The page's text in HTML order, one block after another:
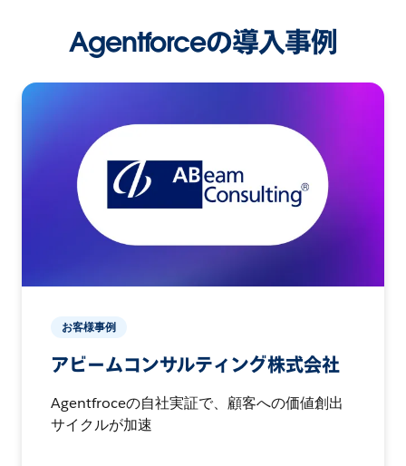
Agentforceの導入事例
お客様事例
アビームコンサルティング株式会社
Agentfroceの自社実証で、顧客への価値創出
サイクルが加速